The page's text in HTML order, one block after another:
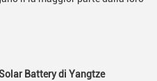
Battery di Yangtze